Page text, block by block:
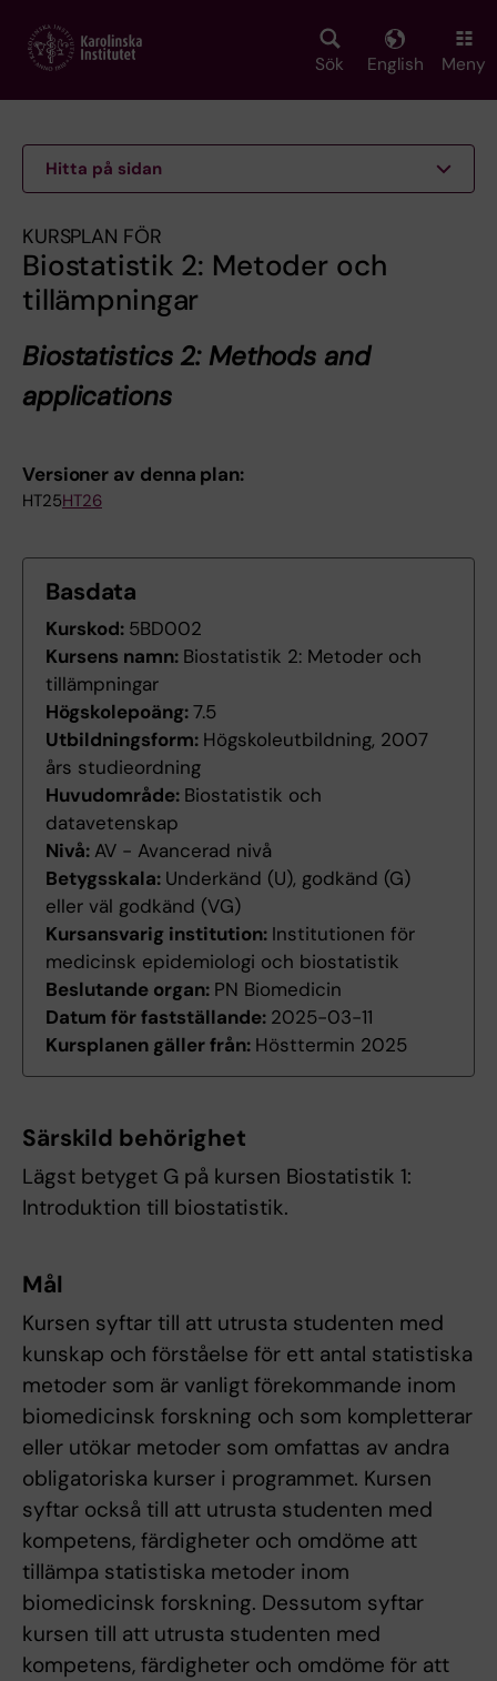
main
Sök English Meny
Hitta på sidan
KURSPLAN FÖR
Biostatistik 2: Metoder och
tillämpningar
Biostatistics 2: Methods and
applications
Versioner av denna plan:
HT25HT26
Basdata
Kurskod: 5BD002
Kursens namn: Biostatistik 2: Metoder och
tillämpningar
Högskolepoäng:7.5
Utbildningsform: Högskoleutbildning, 2007
års studieordning
Huvudområde: Biostatistik och
datavetenskap
Nivå: AV - Avancerad nivå
Betygsskala: Underkänd (U), godkänd (G)
eller väl godkänd (VG)
Kursansvarig institution: Institutionen för
medicinsk epidemiologi och biostatistik
Beslutande organ: PN Biomedicin
Datum för fastställande: 2025-03-11
Kursplanen gäller från: Hösttermin 2025
Särskild behörighet
Lägst betyget G på kursen Biostatistik 1:
Introduktion till biostatistik.
Mål
Kursen syftar till att utrusta studenten med
kunskap och förståelse för ett antal statistiska
metoder som är vanligt förekommande inom
biomedicinsk forskning och som kompletterar
eller utökar metoder som omfattas av andra
obligatoriska kurser i programmet. Kursen
syftar också till att utrusta studenten med
kompetens, färdigheter och omdöme att
tillämpa statistiska metoder inom
biomedicinsk forskning. Dessutom syftar
kursen till att utrusta studenten med
kompetens, färdigheter och omdöme för att